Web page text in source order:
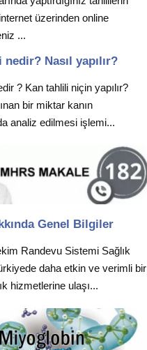
üzerinden online
...
Nasıl yapılır?
? Kan tahlili niçin yapılır?
bir miktar kanın
analiz edilmesi işlemi...
Genel Bilgiler
Randevu Sistemi Sağlık
daha etkin ve verimli bir
hizmetlerine ulaşı...